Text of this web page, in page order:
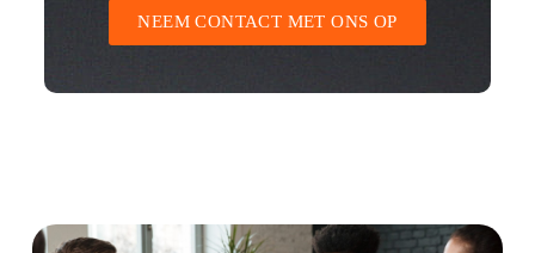
NEEM CONTACT MET ONS OP